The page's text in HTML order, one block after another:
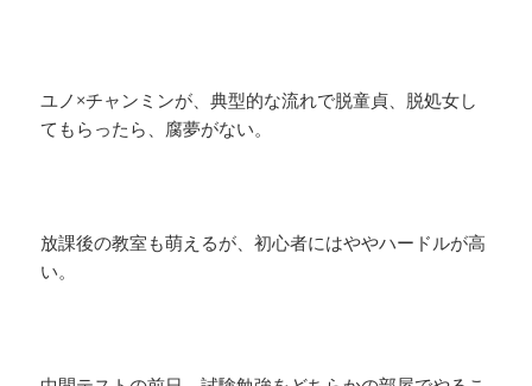
ユノ×チャンミンが、典型的な流れで脱童貞、脱処女し
てもらったら、腐夢がない。
放課後の教室も萌えるが、初心者にはややハードルが高
い。